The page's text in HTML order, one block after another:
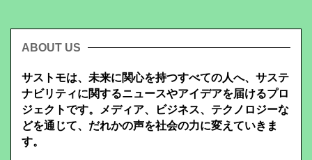
ABOUT US
サストモは、未来に関心を持つすべての人へ、サステ
ナビリティに関するニュースやアイデアを届けるプロ
ジェクトです。メディア、ビジネス、テクノロジーな
どを通じて、だれかの声を社会の力に変えていきま
す。